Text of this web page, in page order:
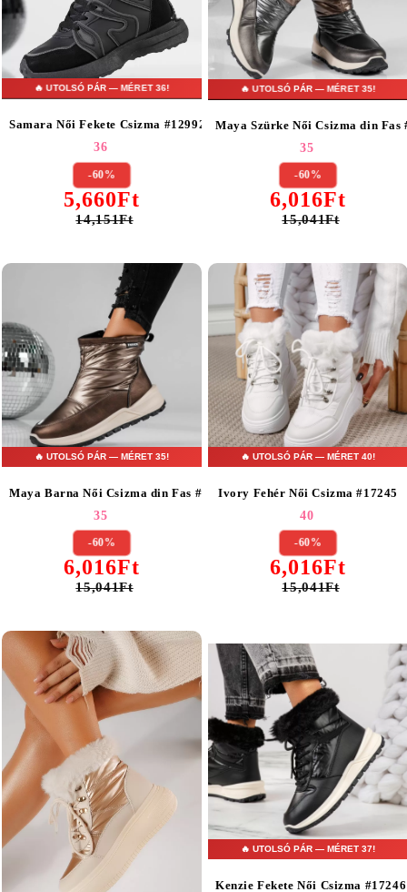
🔥 UTOLSÓ PÁR — MÉRET 36!
Samara Női Fekete Csizma #12992
36
-60%
5,660Ft
14,151Ft
🔥 UTOLSÓ PÁR — MÉRET 35!
Maya Szürke Női Csizma din Fas
35
-60%
6,016Ft
15,041Ft
🔥 UTOLSÓ PÁR — MÉRET 35!
Maya Barna Női Csizma din Fas #17293
35
-60%
6,016Ft
15,041Ft
🔥 UTOLSÓ PÁR — MÉRET 40!
Ivory Fehér Női Csizma #17245
40
-60%
6,016Ft
15,041Ft
🔥 UTOLSÓ PÁR — MÉRET 37!
Kenzie Fekete Női Csizma #17246